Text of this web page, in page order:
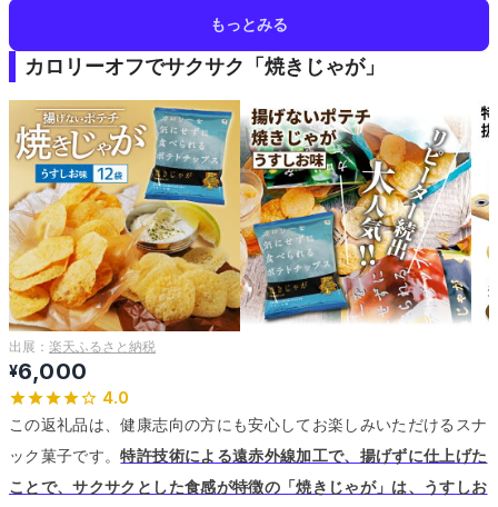
もっとみる
カロリーオフでサクサク「焼きじゃが」
出展： 楽天ふるさと納税
¥6,000
4.0
この返礼品は、健康志向の方にも安心してお楽しみいただけるスナ
ック菓子です。特許技術による遠赤外線加工で、揚げずに仕上げた
ことで、サクサクとした食感が特徴の「焼きじゃが」は、うすしお